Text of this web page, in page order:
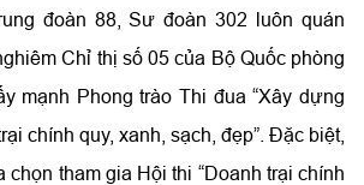
đoàn 88, Sư đoàn 302 luôn quán
Chỉ thị số 05 của Bộ Quốc phòng
mạnh Phong trào Thi đua “Xây dựng
chính quy, xanh, sạch, đẹp”. Đặc biệt,
tham gia Hội thi “Doanh trại chính